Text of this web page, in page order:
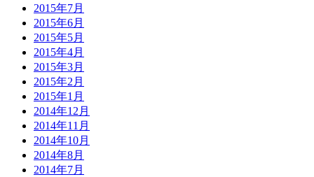
2015年7月
2015年6月
2015年5月
2015年4月
2015年3月
2015年2月
2015年1月
2014年12月
2014年11月
2014年10月
2014年8月
2014年7月